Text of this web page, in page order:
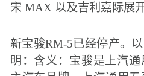
宋 MAX 以及吉利嘉际展开
新宝骏RM-5已经停产。
明：含义：宝骏是上汽